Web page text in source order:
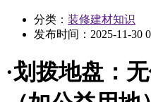
分类： 装修建材知识
发布时间： 2025-11-30
·划拨地盘：